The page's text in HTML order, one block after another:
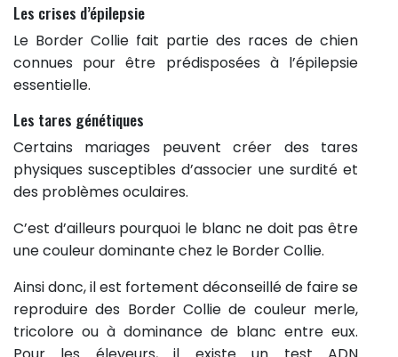
Les crises d’épilepsie
Le Border Collie fait partie des races de chien
connues pour être prédisposées à l’épilepsie
essentielle.
Les tares génétiques
Certains mariages peuvent créer des tares
physiques susceptibles d’associer une surdité et
des problèmes oculaires.
C’est d’ailleurs pourquoi le blanc ne doit pas être
une couleur dominante chez le Border Collie.
Ainsi donc, il est fortement déconseillé de faire se
reproduire des Border Collie de couleur merle,
tricolore ou à dominance de blanc entre eux.